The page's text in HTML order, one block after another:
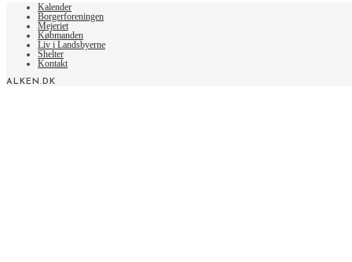
Kalender
Borgerforeningen
Mejeriet
Købmanden
Liv i Landsbyerne
Shelter
Kontakt
ALKEN.DK